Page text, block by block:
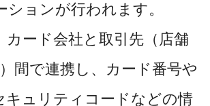
ションが行われます。
カード会社と取引先（店舗
間で連携し、カード番号や
キュリティコードなどの情